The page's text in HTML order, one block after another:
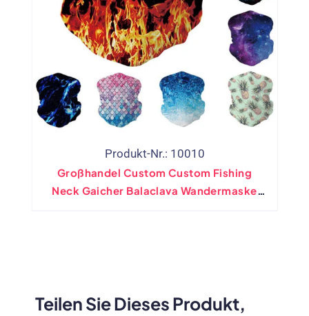
Produkt-Nr.: 10010
Großhandel Custom Custom Fishing
Neck Gaicher Balaclava Wandermaske
Teilen Sie Dieses Produkt,